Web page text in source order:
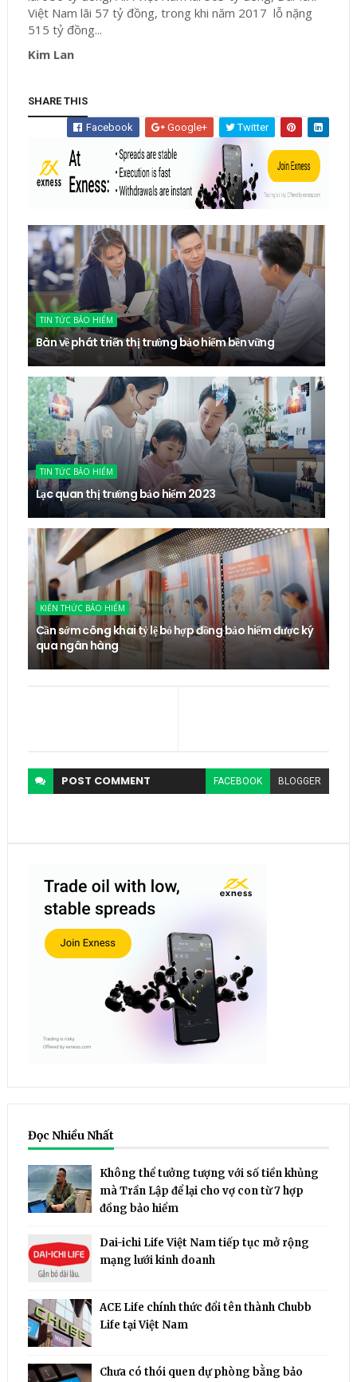
Việt Nam lãi 57 tỷ đồng, trong khi năm 2017 lỗ nặng
515 tỷ đồng...
Kim Lan
SHARE THIS
Facebook Google+ Twitter
TIN TỨC BẢO HIỂM
Bàn về phát triển thị trường bảo hiểm bền vững
TIN TỨC BẢO HIỂM
Lạc quan thị trường bảo hiểm 2023
KIẾN THỨC BẢO HIỂM
Cần sớm công khai tỷ lệ bỏ hợp đồng bảo hiểm được ký
qua ngân hàng
POST COMMENT FACEBOOK BLOGGER
Đọc Nhiều Nhất
Không thể tưởng tượng với số tiền khủng
mà Trần Lập để lại cho vợ con từ 7 hợp
đồng bảo hiểm
Dai-ichi Life Việt Nam tiếp tục mở rộng
mạng lưới kinh doanh
ACE Life chính thức đổi tên thành Chubb
Life tại Việt Nam
Chưa có thói quen dự phòng bằng bảo